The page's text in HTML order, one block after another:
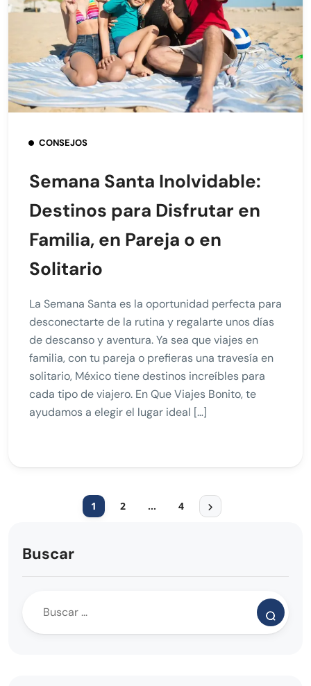
CONSEJOS
Semana Santa Inolvidable:
Destinos para Disfrutar en
Familia, en Pareja o en
Solitario
La Semana Santa es la oportunidad perfecta para
desconectarte de la rutina y regalarte unos días
de descanso y aventura. Ya sea que viajes en
familia, con tu pareja o prefieras una travesía en
solitario, México tiene destinos increíbles para
cada tipo de viajero. En Que Viajes Bonito, te
ayudamos a elegir el lugar ideal […]
1 2 … 4
Buscar